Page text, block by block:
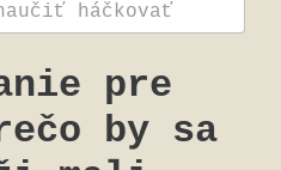
háčkovať
pre
by sa